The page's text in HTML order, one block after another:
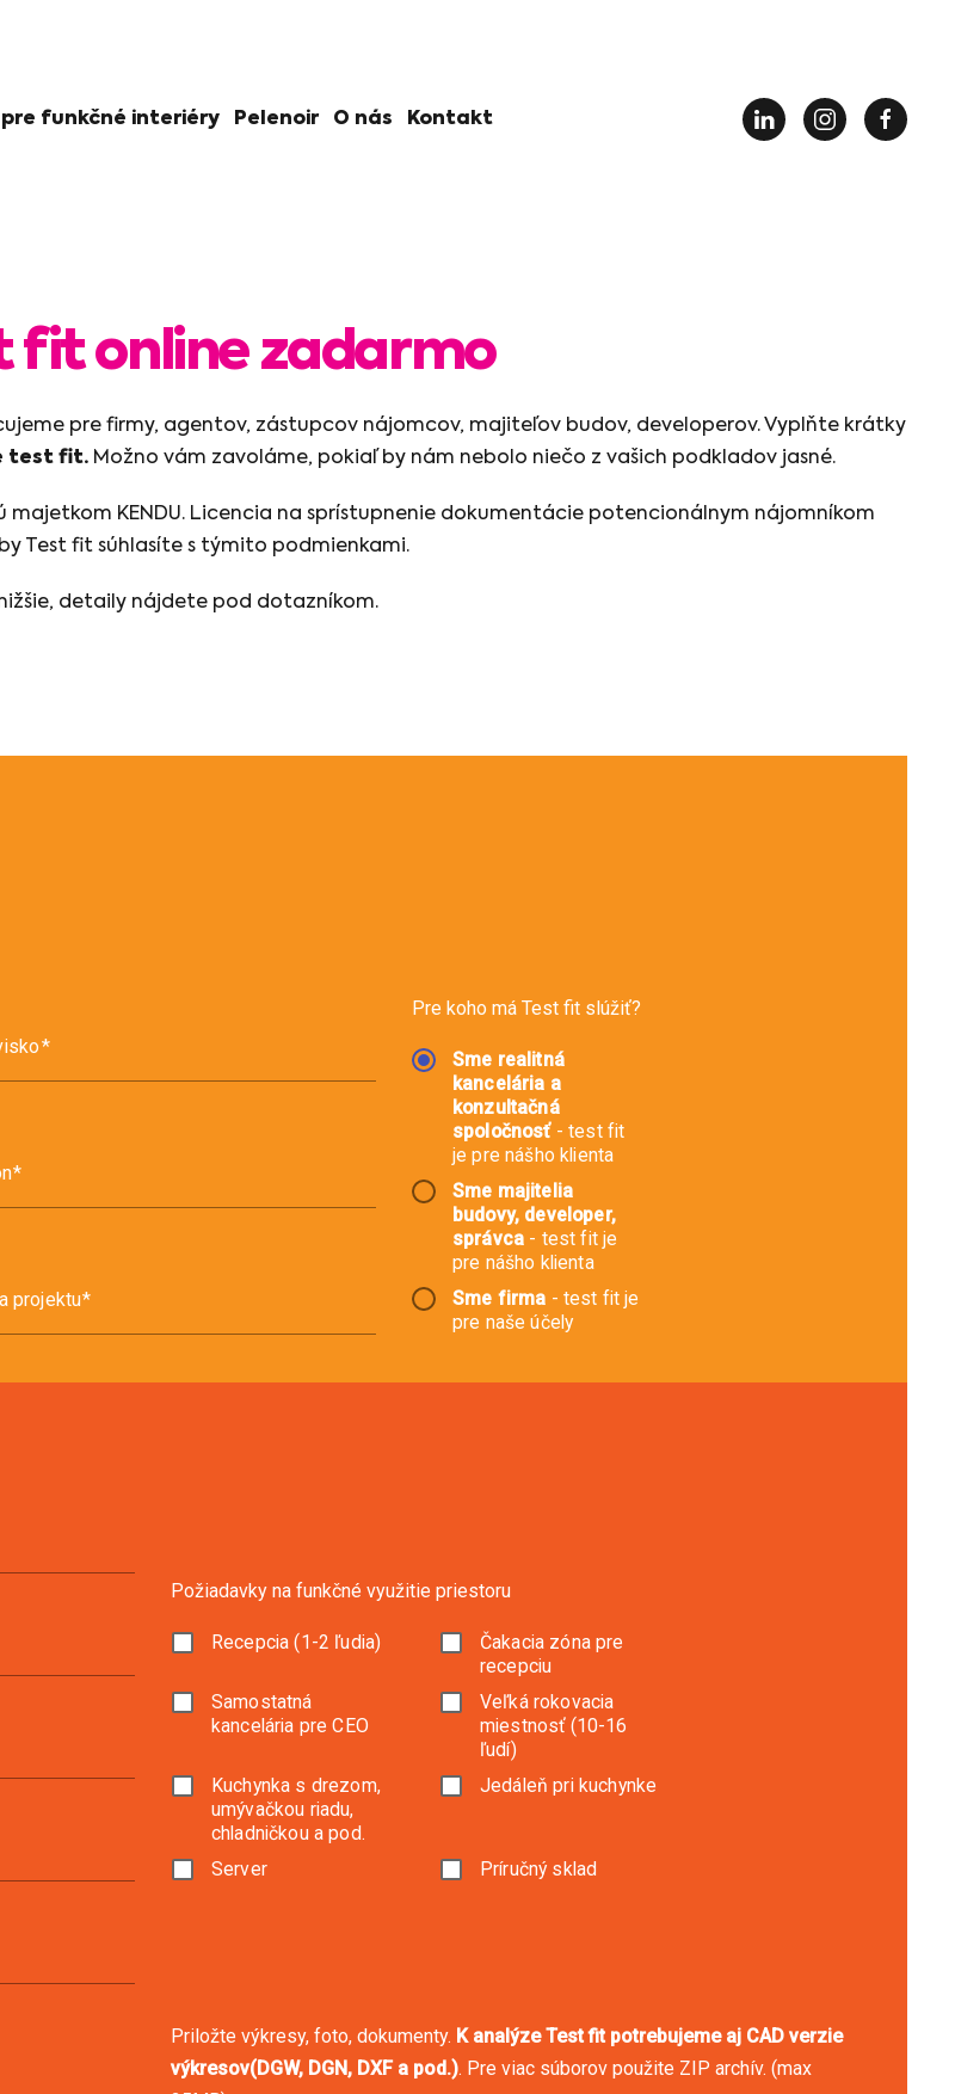
pre funkčné interiéry Pelenoir O nás Kontakt
fit online zadarmo
pre firmy, agentov, zástupcov nájomcov, majiteľov budov, developerov. Vyplňte krátky
test fit. Možno vám zavoláme, pokiaľ by nám nebolo niečo z vašich podkladov jasné.
KENDU. Licencia na sprístupnenie dokumentácie potencionálnym nájomníkom
Test fit súhlasíte s týmito podmienkami.
detaily nájdete pod dotazníkom.
Pre koho má Test fit slúžiť?
Sme realitná
kancelária a
konzultačná
spoločnosť- test fit
je pre nášho klienta
Sme majitelia
budovy, developer,
správca - test fit je
pre nášho klienta
Sme firma - test fit je
pre naše účely
projektu
Požiadavky na funkčné využitie priestoru
Recepcia (1-2 ľudia)
Čakacia zóna pre
recepciu
Samostatná
kancelária pre CEO
Veľká rokovacia
miestnosť (10-16
ľudí)
Kuchynka s drezom,
umývačkou riadu,
chladničkou a pod.
Jedáleň pri kuchynke
Server Príručný sklad
Priložte výkresy, foto, dokumenty. K analýze Test fit potrebujeme aj CAD verzie
výkresov(DGW, DGN, DXF a pod.). Pre viac súborov použite ZIP archív. (max